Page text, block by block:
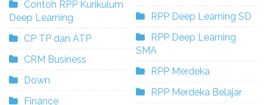
Contoh RPP Kurikulum
Deep Learning
CP TP dan ATP
CRM Business
Down
Finance
RPP Deep Learning SD
RPP Deep Learning
SMA
RPP Merdeka
RPP Merdeka Belajar